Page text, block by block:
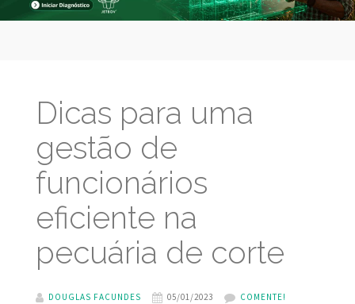
Dicas para uma
gestão de
funcionários
eficiente na
pecuária de corte
DOUGLAS FACUNDES 05/01/2023
COMENTE!